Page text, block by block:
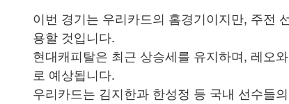
이번 경기는 우리카드의 홈경기이지만, 주전
용할 것입니다.
현대캐피탈은 최근 상승세를 유지하며, 레오
로 예상됩니다.
우리카드는 김지한과 한성정 등 국내 선수들